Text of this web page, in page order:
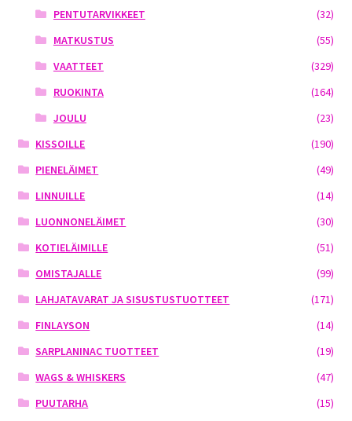
PENTUTARVIKKEET
(32)
MATKUSTUS
(55)
VAATTEET
(329)
RUOKINTA
(164)
JOULU
(23)
KISSOILLE
(190)
PIENELÄIMET
(49)
LINNUILLE
(14)
LUONNONELÄIMET
(30)
KOTIELÄIMILLE
(51)
OMISTAJALLE
(99)
LAHJATAVARAT JA SISUSTUSTUOTTEET
(171)
FINLAYSON
(14)
SARPLANINAC TUOTTEET
(19)
WAGS & WHISKERS
(47)
PUUTARHA
(15)